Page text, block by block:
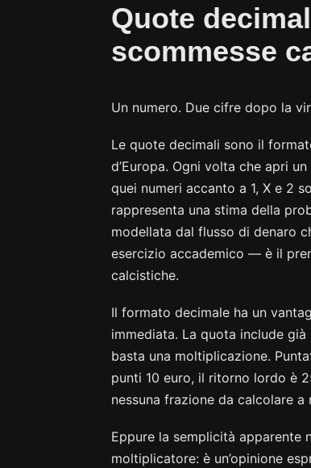
Quote
scommesse
Un numero. Due cifre dopo la
Le quote decimali sono il
d’Europa. Ogni volta che apri
quei numeri accanto a 1, X e 2
rappresenta una stima della
modellata dal flusso di denaro
esercizio accademico — è il
calcistiche.
Il formato decimale ha un
immediata. La quota include
basta una moltiplicazione.
punti 10 euro, il ritorno lordo è
nessuna frazione da calcolare a
Eppure la semplicità apparente
moltiplicatore: è un’opinione